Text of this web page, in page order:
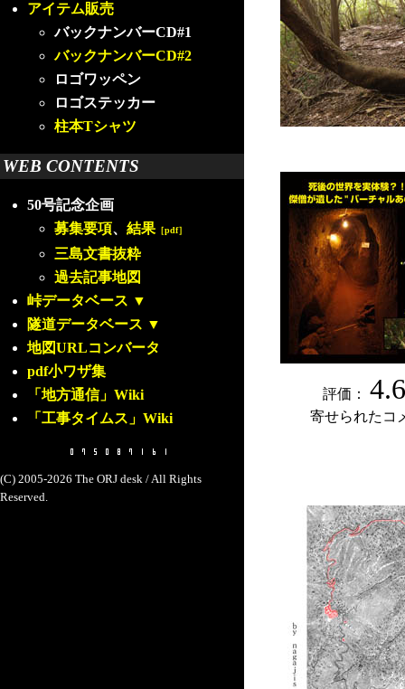
アイテム販売
バックナンバーCD#1
バックナンバーCD#2
ロゴワッペン
ロゴステッカー
柱本Tシャツ
WEB CONTENTS
50号記念企画
募集要項、 結果 ［pdf］
三島文書抜粋
過去記事地図
峠データベース ▼
隧道データベース ▼
地図URLコンバータ
pdf小ワザ集
「地方通信」Wiki
「工事タイムス」Wiki
(C) 2005-2026 The ORJ desk / All Rights
Reserved.
評価：
寄せられたコ